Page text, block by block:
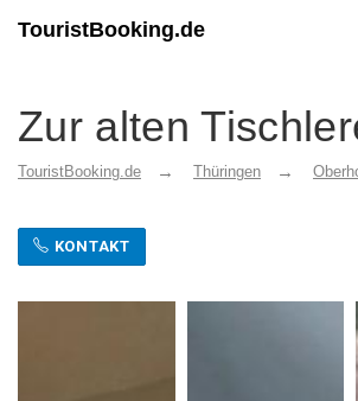
TouristBooking.de
Zur alten
TouristBooking.de Thüringen
KONTAKT